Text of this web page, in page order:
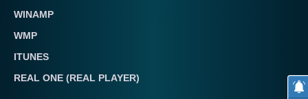
WINAMP
WMP
ITUNES
REAL ONE (REAL PLAYER)